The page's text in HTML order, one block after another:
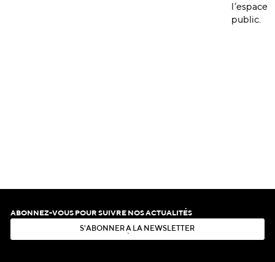
l’espace
public.
ABONNEZ-VOUS POUR SUIVRE NOS ACTUALITÉS
S'ABON N ER À LA N EWSLE ER